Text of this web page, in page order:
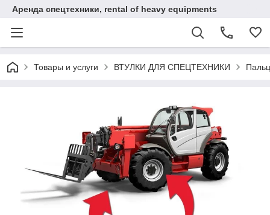
Аренда спецтехники, rental of heavy equipments
Товары и услуги ВТУЛКИ ДЛЯ СПЕЦТЕХНИКИ